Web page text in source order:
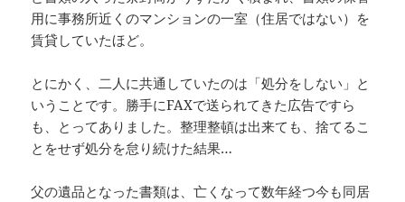
用に事務所近くのマンションの一室（住居ではない）を
賃貸していたほど。
とにかく、二人に共通していたのは「処分をしない」と
いうことです。勝手にFAXで送られてきた広告ですら
も、とってありました。整理整頓は出来ても、捨てるこ
とをせず処分を怠り続けた結果…
父の遺品となった書類は、亡くなって数年経つ今も同居